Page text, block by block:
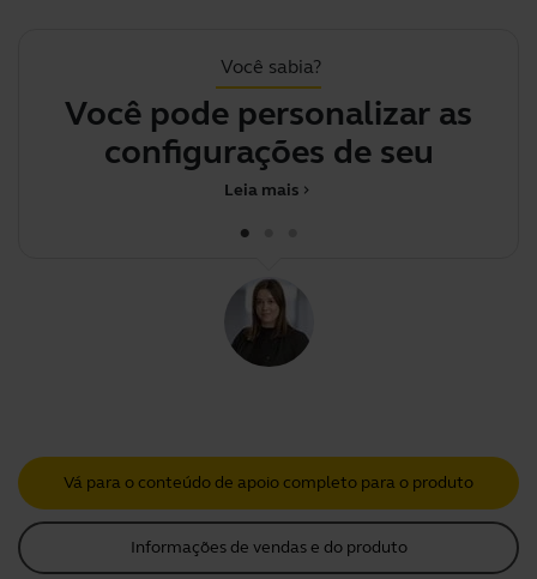
Você sabia?
Você pode personalizar as
configurações de seu dispos
chevron_right
Leia mais
Vá para o conteúdo de apoio completo para o produto
Informações de vendas e do produto